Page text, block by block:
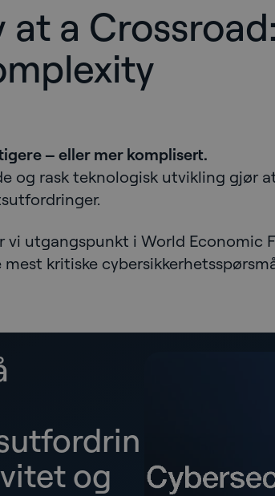
a Crossroad:
– eller mer komplisert.
og rask teknologisk utvikling gjør
vi utgangspunkt i World Economic
mest kritiske
og